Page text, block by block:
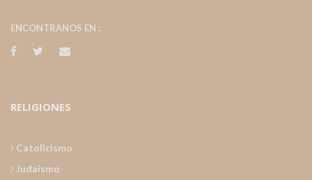
ENCONTRANOS EN :
RELIGIONES
Catolicismo
Judaismo